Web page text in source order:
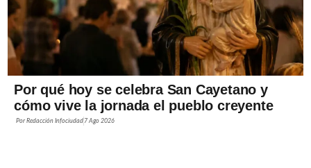
Por qué hoy se celebra San Cayetano y
cómo vive la jornada el pueblo creyente
PorRedacción Infociudad 7 Ago 2026